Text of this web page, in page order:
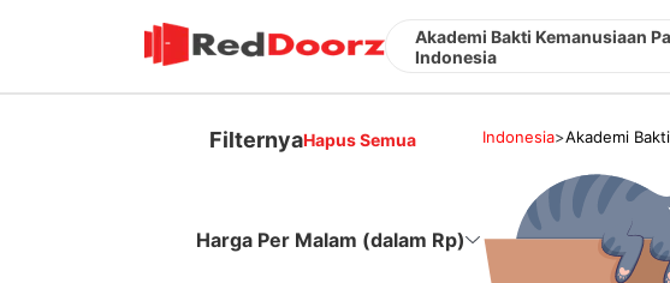
Akademi Bakti Kemanusiaan
Indonesia
FilternyaHapus Semua
Harga Per Malam (dalam Rp)
Indonesia>Akademi